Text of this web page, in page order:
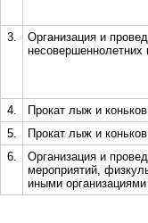
3.
Организация и
несовершеннолетних
4.
Прокат лыж и
5.
Прокат лыж и
6.
Организация и
мероприятий,
иными организациями